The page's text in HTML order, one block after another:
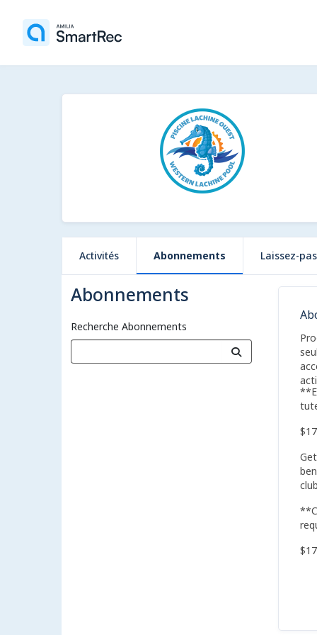
Activités Abonnements Laissez-
Abonnements
Recherche Abonnements